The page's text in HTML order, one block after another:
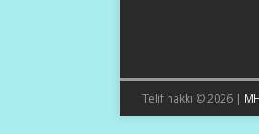
Telif hakkı © 2026 |